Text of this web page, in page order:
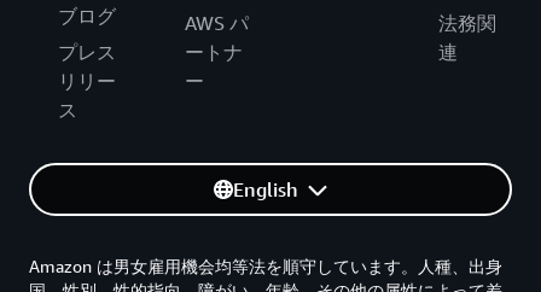
ブログ
プレス
リリー
ス
AWS パ
ートナ
ー
法務関
連
English
Amazon は男女雇用機会均等法を順守しています。人種、出身